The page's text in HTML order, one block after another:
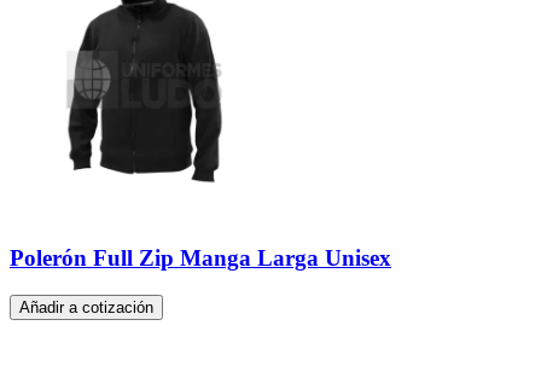
Polerón Full Zip Manga Larga Unisex
Añadir a cotización